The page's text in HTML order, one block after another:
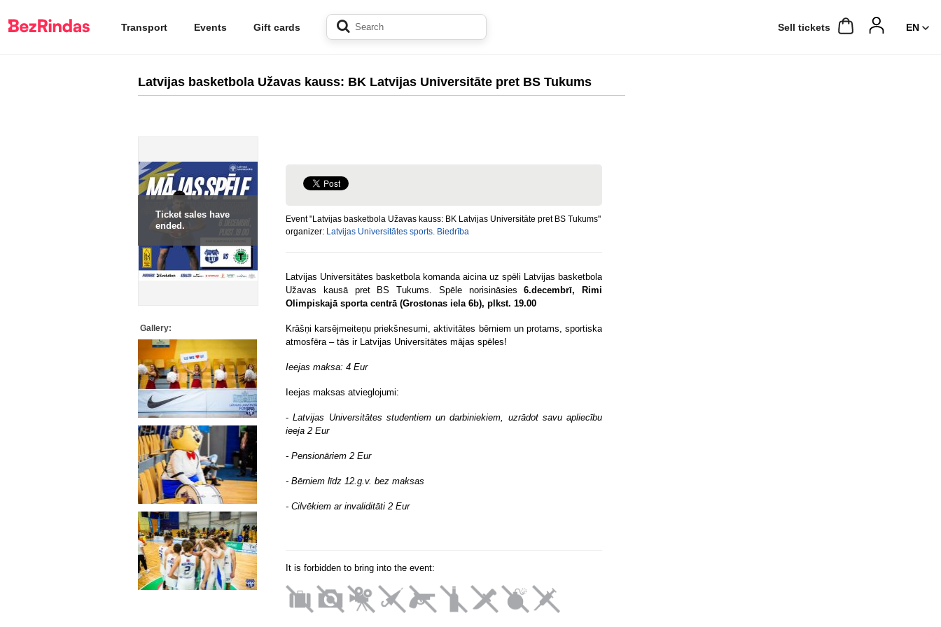
Transport Events Gift cards Sell ​​tickets
Latvijas basketbola Užavas kauss: BK Latvijas Universitāte pret BS Tukums
Ticket sales have
ended.
Gallery:
Event "Latvijas basketbola Užavas kauss: BK Latvijas Universitāte pret BS Tukums"
organizer: Latvijas Universitātes sports. Biedrība
Latvijas Universitātes basketbola komanda aicina uz spēli Latvijas basketbola
Užavas kausā pret BS Tukums. Spēle norisināsies6.decembrī,
Rimi
Olimpiskajā sporta centrā (Grostonas iela 6b), plkst. 19.00
Krāšņi karsējmeiteņu priekšnesumi, aktivitātes bērniem un protams, sportiska
atmosfēra – tās ir Latvijas Universitātes mājas spēles!
Ieejas maksa: 4 Eur
Ieejas maksas atvieglojumi:
-Latvijas Universitātes studentiem un darbiniekiem, uzrādot savu apliecību
ieeja 2 Eur
- Pensionāriem 2 Eur
- Bērniem līdz 12.g.v. bez maksas
- Cilvēkiem ar invaliditāti 2 Eur
It is forbidden to bring into the event: